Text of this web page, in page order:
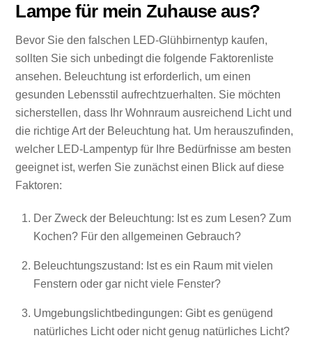
Lampe für mein Zuhause aus?
Bevor Sie den falschen LED-Glühbirnentyp kaufen,
sollten Sie sich unbedingt die folgende Faktorenliste
ansehen. Beleuchtung ist erforderlich, um einen
gesunden Lebensstil aufrechtzuerhalten. Sie möchten
sicherstellen, dass Ihr Wohnraum ausreichend Licht und
die richtige Art der Beleuchtung hat. Um herauszufinden,
welcher LED-Lampentyp für Ihre Bedürfnisse am besten
geeignet ist, werfen Sie zunächst einen Blick auf diese
Faktoren:
Der Zweck der Beleuchtung: Ist es zum Lesen? Zum
Kochen? Für den allgemeinen Gebrauch?
Beleuchtungszustand: Ist es ein Raum mit vielen
Fenstern oder gar nicht viele Fenster?
Umgebungslichtbedingungen: Gibt es genügend
natürliches Licht oder nicht genug natürliches Licht?